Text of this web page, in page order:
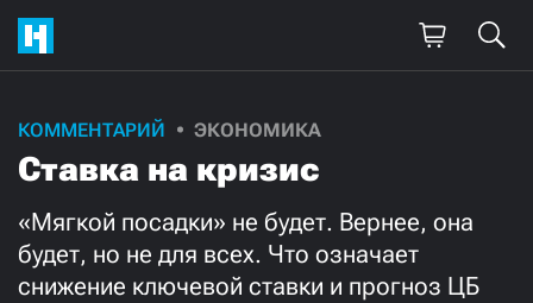
КОММЕНТАРИЙ ЭКОНОМИКА
Ставка на кризис
«Мягкой посадки» не будет. Вернее, она
будет, но не для всех. Что означает
снижение ключевой ставки и прогноз ЦБ
Поддержите
нашу работу!
Ежемесячно Разово
3000 1000